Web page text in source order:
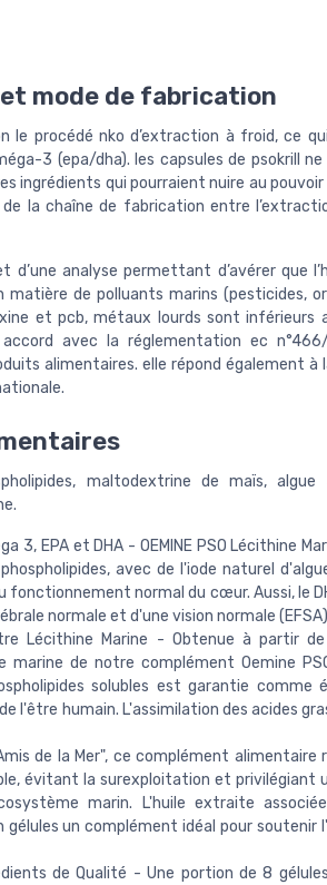
mode de fabrication
le procédé nko d’extraction à froid, ce
3 (epa/dha). les capsules de psokrill
ingrédients qui pourraient nuire au
de la chaîne de fabrication entre
d’une analyse permettant d’avérer que
de polluants marins (pesticides,
et pcb, métaux lourds sont inférieurs
avec la réglementation ec
alimentaires. elle répond également à
maltodextrine de maïs, algue
3, EPA et DHA - OEMINE PSO Lécithine
avec de l'iode naturel
fonctionnement normal du cœur. Aussi, le
normale et d'une vision normale
Lécithine Marine - Obtenue à partir
marine de notre complément Oemine
solubles est garantie comme
l'être humain. L'assimilation des acides
de la Mer", ce complément alimentaire
évitant la surexploitation et privilégiant
marin. L'huile extraite
un complément idéal pour soutenir
de Qualité - Une portion de 8